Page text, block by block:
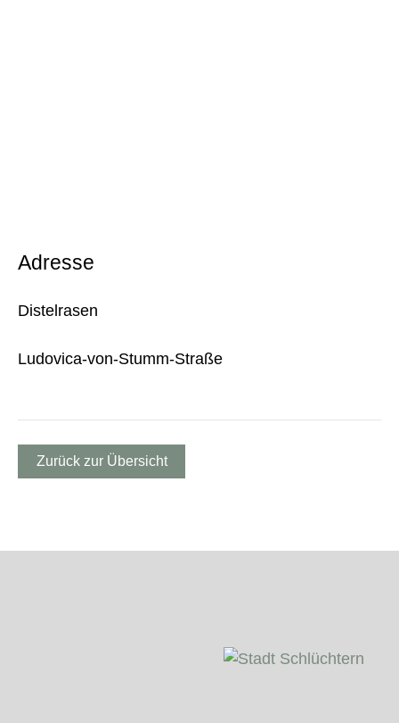
Adresse
Distelrasen
Ludovica-von-Stumm-Straße
Zurück zur Übersicht